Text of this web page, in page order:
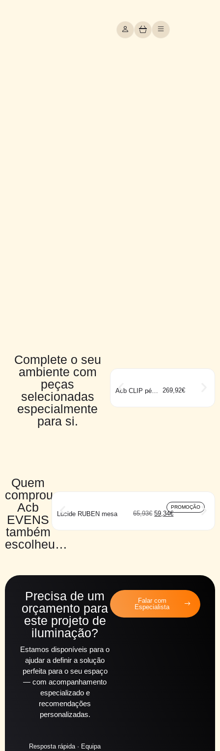
Complete o seu
ambiente com
peças
selecionadas
especialmente
para si.
Acb CLIP pé
269,92€
Quem
comprou
Acb
EVENS
também
escolheu…
PROMOÇÃO
Lucide RUBEN mesa 65,93€ 59,34€
Precisa de um
orçamento para
este projeto de
iluminação?
Estamos disponíveis para o
ajudar a definir a solução
perfeita para o seu espaço
— com acompanhamento
especializado e
recomendações
personalizadas.
Resposta rápida · Equipa
Falar com
Especialista